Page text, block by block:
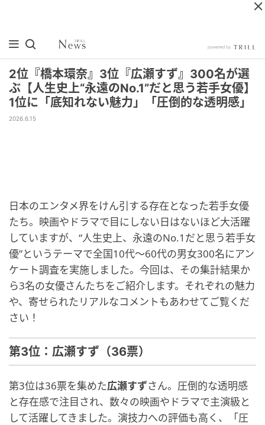
2位『橋本環奈』3位『広瀬すず』300名が選
ぶ【人生史上“永遠のNo.1”だと思う若手女優】
1位に「底知れない魅力」「圧倒的な透明感」
2026.6.15
日本のエンタメ界をけん引する存在となった若手女優
たち。映画やドラマで目にしない日はないほど大活躍
していますが、“人生史上、永遠のNo.1だと思う若手女
優”というテーマで全国10代～60代の男女300名にアン
ケート調査を実施しました。今回は、その集計結果か
ら3名の女優さんたちをご紹介します。それぞれの魅力
や、寄せられたリアルなコメントもあわせてご覧くだ
さい！
第3位：広瀬すず（36票）
第3位は36票を集めた広瀬すずさん。圧倒的な透明感
と存在感で注目され、数々の映画やドラマで主演級と
して活躍してきました。演技力への評価も高く、「圧